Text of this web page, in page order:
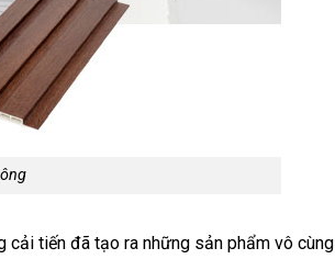
cải tiến đã tạo ra những sản phẩm vô cùng